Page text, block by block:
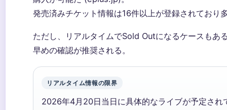
発売済みチケット情報は16件以上が登録されており
ただし、リアルタイムでSold Outになるケースもあ
早めの確認が推奨される。
リアルタイム情報の限界
2026年4月20日当日に具体的なライブが予定され